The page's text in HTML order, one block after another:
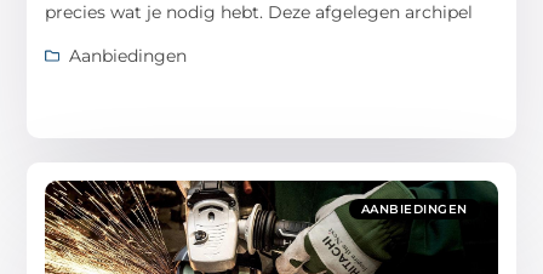
precies wat je nodig hebt. Deze afgelegen archipel
Aanbiedingen
AANBIEDINGEN